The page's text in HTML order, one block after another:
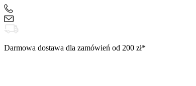
Darmowa dostawa dla zamówień od 200 zł*